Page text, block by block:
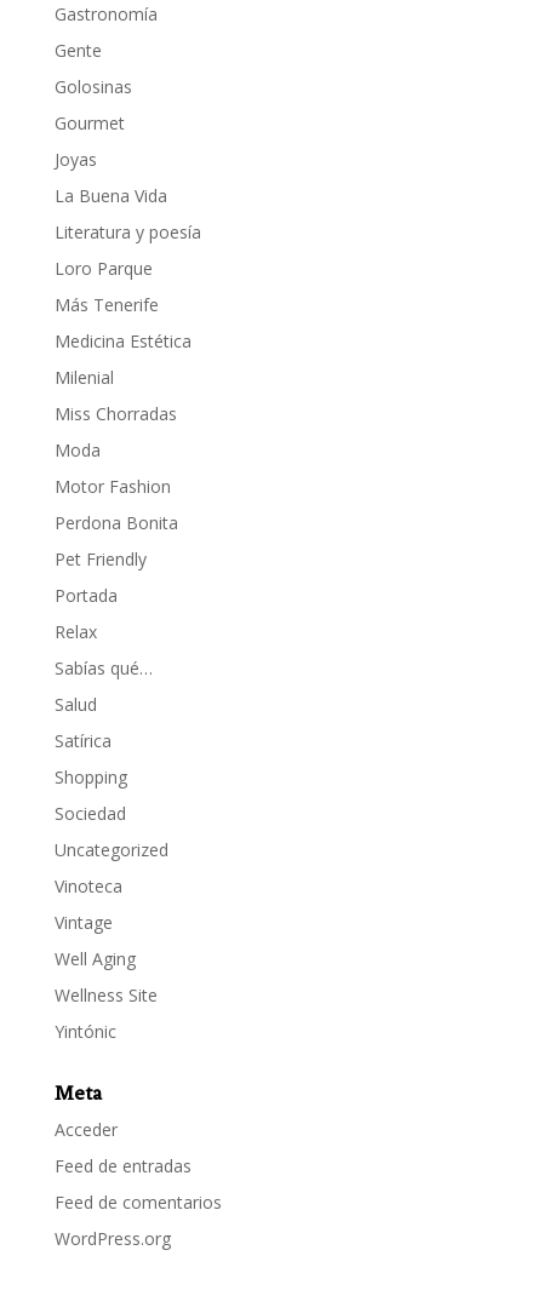
Gastronomía
Gente
Golosinas
Gourmet
Joyas
La Buena Vida
Literatura y poesía
Loro Parque
Más Tenerife
Medicina Estética
Milenial
Miss Chorradas
Moda
Motor Fashion
Perdona Bonita
Pet Friendly
Portada
Relax
Sabías qué…
Salud
Satírica
Shopping
Sociedad
Uncategorized
Vinoteca
Vintage
Well Aging
Wellness Site
Yintónic
Meta
Acceder
Feed de entradas
Feed de comentarios
WordPress.org